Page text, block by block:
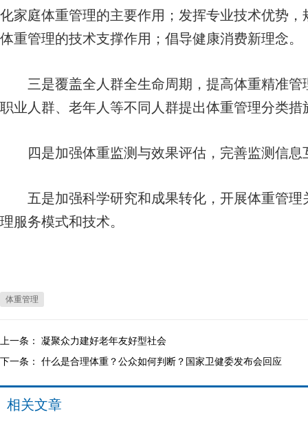
化家庭体重管理的主要作用；发挥专业技术优势
体重管理的技术支撑作用；倡导健康消费新理念。
三是覆盖全人群全生命周期，提高体重精准管
职业人群、老年人等不同人群提出体重管理分类措
四是加强体重监测与效果评估，完善监测信息
五是加强科学研究和成果转化，开展体重管理
理服务模式和技术。
体重管理
上一条： 凝聚众力建好老年友好型社会
下一条： 什么是合理体重？公众如何判断？国家卫健委发布会回应
相关文章